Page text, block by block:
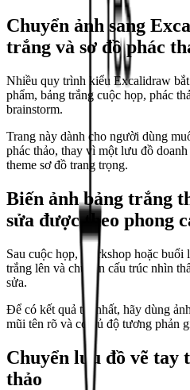
Chuyển ảnh sang
trắng và sơ đồ phác
Nhiều quy trình kiểu Excalidraw
phẩm, bảng trắng cuộc họp, phác
brainstorm.
Trang này dành cho người dùng
phác thảo, thay vì một lưu đồ
theme sơ đồ trang trọng.
Biến ảnh bảng trắng
sửa được theo phong
Sau cuộc họp, workshop hoặc buổi
trắng lên và chuyển cấu trúc nhìn
sửa.
Để có kết quả tốt nhất, hãy dùng
mũi tên rõ và có đủ độ tương phản
Chuyển lưu đồ vẽ tay
thảo